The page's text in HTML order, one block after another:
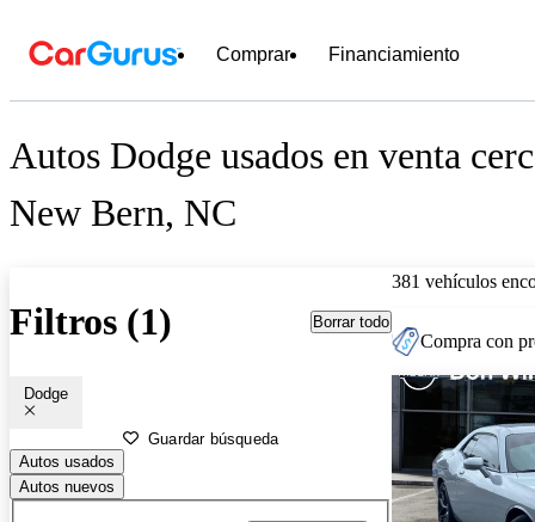
Comprar Financiamiento
Autos Dodge usados en venta
New Bern, NC
Filtros (1) Borrar todo
Dodge
Guardar búsqueda
Autos usados
Autos nuevos
381 vehículos
Compra con